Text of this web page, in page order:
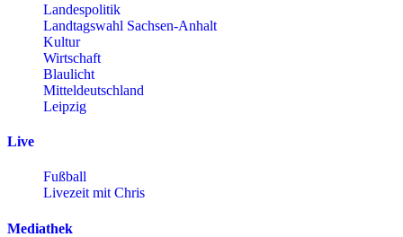
Landespolitik
Landtagswahl Sachsen-Anhalt
Kultur
Wirtschaft
Blaulicht
Mitteldeutschland
Leipzig
Live
Fußball
Livezeit mit Chris
Mediathek